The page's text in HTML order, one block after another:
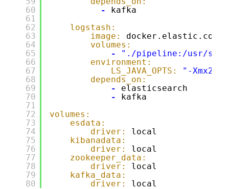
60
61
62
63
64
65
66
67
68
69
70
71
72
73
74
75
76
77
78
79
80
-
kafka
logstash:
image:
docker.elastic.co/
volumes:
-
"./pipeline:/usr/
environment:
LS_JAVA_OPTS:
"-
depends_on:
-
elasticsearch
-
kafka
volumes:
esdata:
driver:
local
kibanadata:
driver:
local
zookeeper_data:
driver:
local
kafka_data:
driver:
local